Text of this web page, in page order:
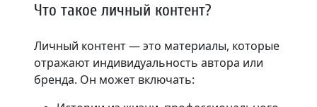
Что такое личный контент?
Личный контент — это материалы, которые
отражают индивидуальность автора или
бренда. Он может включать: